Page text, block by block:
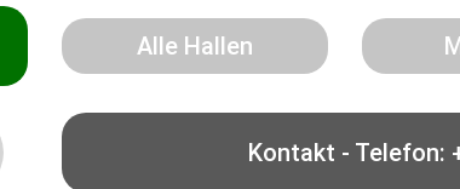
Alle Hallen
Kontakt - Telefon: